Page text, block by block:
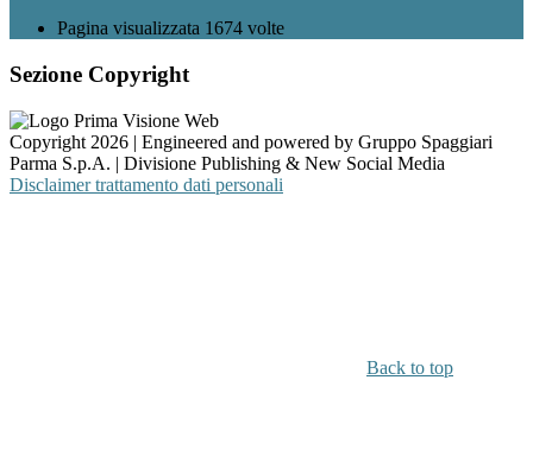
Pagina visualizzata 1674 volte
Sezione Copyright
Copyright 2026 | Engineered and powered by Gruppo Spaggiari
Parma S.p.A. | Divisione Publishing & New Social Media
Disclaimer trattamento dati personali
Back to top